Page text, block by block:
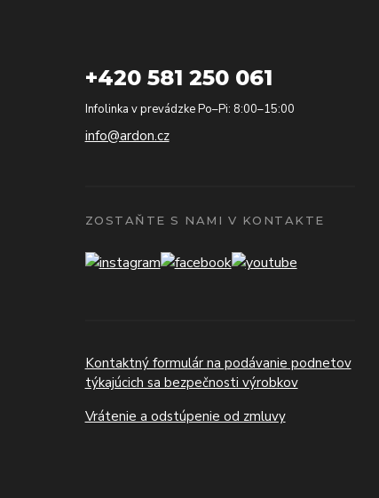
+420 581 250 061
Infolinka v prevádzke Po–Pi: 8:00–15:00
info@ardon.cz
ZOSTAŇTE S NAMI V KONTAKTE
Kontaktný formulár na podávanie podnetov
týkajúcich sa bezpečnosti výrobkov
Vrátenie a odstúpenie od zmluvy